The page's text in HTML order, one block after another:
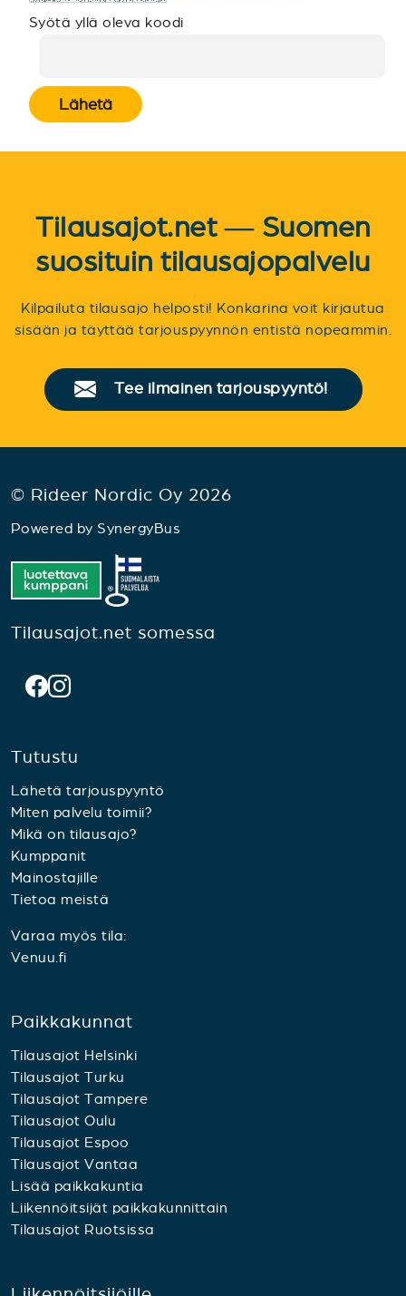
Syötä yllä oleva koodi
Lähetä
Tilausajot.net — Suomen
suosituin tilausajopalvelu
Kilpailuta tilausajo helposti! Konkarina voit kirjautua
sisään ja täyttää tarjouspyynnön entistä nopeammin.
Tee ilmainen tarjouspyyntö!
© Rideer Nordic Oy 2026
Powered by SynergyBus
Tilausajot.net somessa
Tutustu
Lähetä tarjouspyyntö
Miten palvelu toimii?
Mikä on tilausajo?
Kumppanit
Mainostajille
Tietoa meistä
Varaa myös tila:
Venuu.fi
Paikkakunnat
Tilausajot Helsinki
Tilausajot Turku
Tilausajot Tampere
Tilausajot Oulu
Tilausajot Espoo
Tilausajot Vantaa
Lisää paikkakuntia
Liikennöitsijät paikkakunnittain
Tilausajot Ruotsissa